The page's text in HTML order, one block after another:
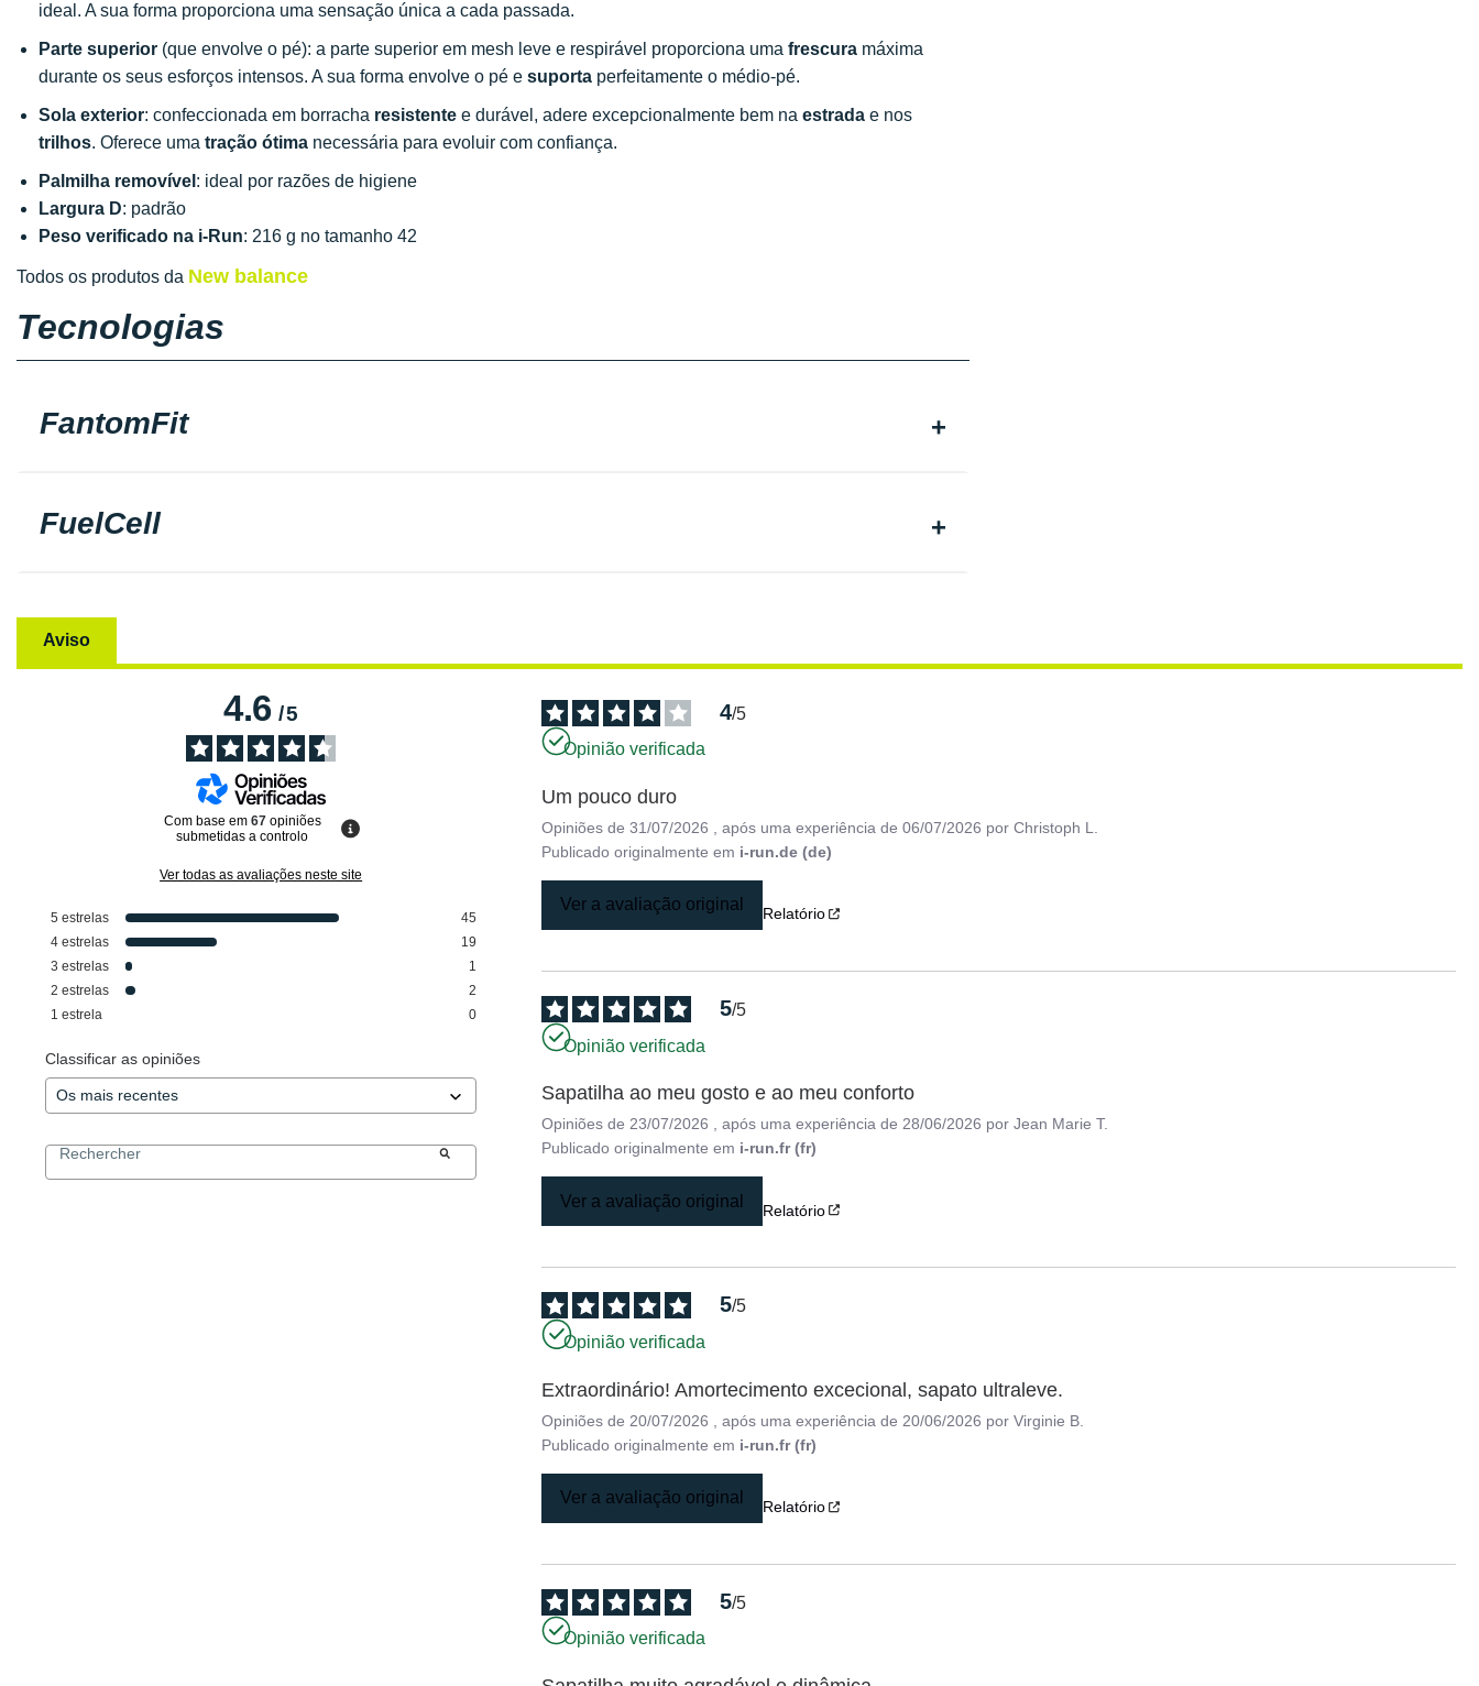
ideal. A sua forma proporciona uma sensação única a cada passada.
Parte superior (que envolve o pé): a parte superior em mesh leve e respirável proporciona uma frescura máxima
durante os seus esforços intensos. A sua forma envolve o pé e suporta perfeitamente o médio-pé.
Sola exterior: confeccionada em borracha resistente e durável, adere excepcionalmente bem na estrada e nos
trilhos. Oferece uma tração ótima necessária para evoluir com confiança.
Palmilha removível : ideal por razões de higiene
Largura D: padrão
Peso verificado na i-Run: 216 g no tamanho 42
Todos os produtos da New balance
Tecnologias
FantomFit
FuelCell
Aviso
4.6/5
Com base em 67 opiniões
submetidas a controlo
Ver todas as avaliações neste site
5 estrelas
45
4 estrelas
19
3 estrelas
1
2 estrelas
2
1 estrela 0
Classificar as opiniões
4/5
Opinião verificada
Um pouco duro
Opiniões de31/07/2026 , após uma experiência de06/07/2026 porChristoph L.
Publicado originalmente em i-run.de (de)
Ver a avaliação original Relatório
5/5
Opinião verificada
Sapatilha ao meu gosto e ao meu conforto
Opiniões de 23/07/2026 , após uma experiência de 28/06/2026 porJean Marie T.
Publicado originalmente em i-run.fr (fr)
Ver a avaliação original Relatório
5/5
Opinião verificada
Extraordinário! Amortecimento excecional, sapato ultraleve.
Opiniões de 20/07/2026 , após uma experiência de 20/06/2026 porVirginie B.
Publicado originalmente em i-run.fr (fr)
Ver a avaliação original Relatório
5/5
Opinião verificada